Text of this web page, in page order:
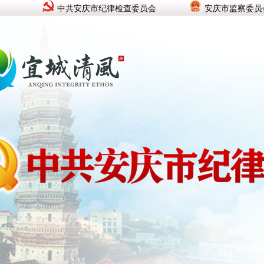
中共安庆市纪律检查委员会 安庆市监察委